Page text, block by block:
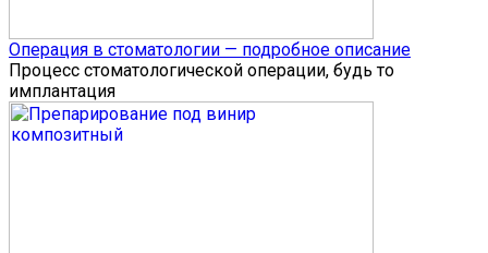
Операция в стоматологии — подробное описание
Процесс стоматологической операции, будь то
имплантация